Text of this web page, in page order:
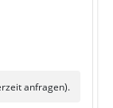
anfragen).